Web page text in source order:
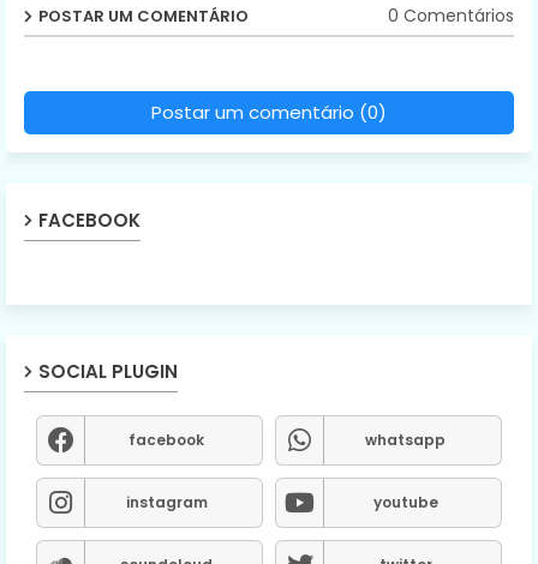
POSTAR UM COMENTÁRIO 0 Comentários
Postar um comentário (0)
FACEBOOK
SOCIAL PLUGIN
facebook whatsapp
instagram youtube